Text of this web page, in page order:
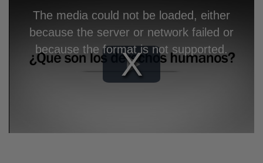
Play
The media could not be loaded, either
because the server or network failed or
because the format is not supported.